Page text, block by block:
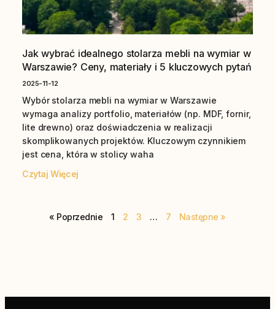
Jak wybrać idealnego stolarza mebli na wymiar w
Warszawie? Ceny, materiały i 5 kluczowych pytań
2025-11-12
Wybór stolarza mebli na wymiar w Warszawie
wymaga analizy portfolio, materiałów (np. MDF, fornir,
lite drewno) oraz doświadczenia w realizacji
skomplikowanych projektów. Kluczowym czynnikiem
jest cena, która w stolicy waha
Czytaj Więcej
« Poprzednie 1 2 3 … 7 Następne »